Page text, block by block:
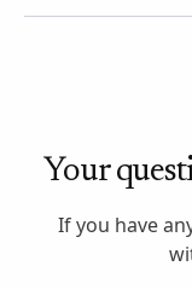
Your
If you have